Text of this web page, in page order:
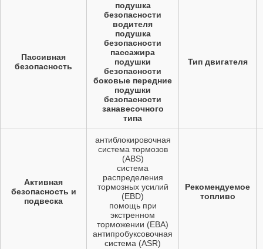
Пассивная
безопасность
подушка
безопасности
водителя
подушка
безопасности
пассажира
подушки
безопасности
боковые передние
подушки
безопасности
занавесочного
типа
Тип двигателя
Активная
безопасность и
подвеска
антиблокировочная
система тормозов
(ABS)
система
распределения
тормозных усилий
(EBD)
помощь при
экстренном
торможении (EBA)
антипробуксовочная
система (ASR)
Рекомендуемое
топливо